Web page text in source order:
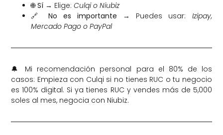
🌐Sí → Elige:Culqi o Niubiz
🔗 No es importante → Puedes usar: Izipay,
Mercado Pago o PayPal
🔔 Mi recomendación personal para el 80% de los
casos: Empieza con Culqi si no tienes RUC o tu negocio
es 100% digital. Si ya tienes RUC y vendes más de 5,000
soles al mes, negocia con Niubiz.